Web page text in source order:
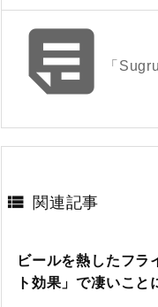
 「
 関連記事
ビールを熱したフラ
ト効果」で凄いこと